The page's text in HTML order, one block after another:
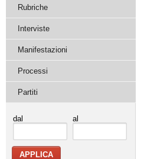
Rubriche
Interviste
Manifestazioni
Processi
Partiti
dal al